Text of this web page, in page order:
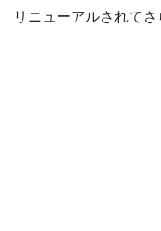
リニューアルされて